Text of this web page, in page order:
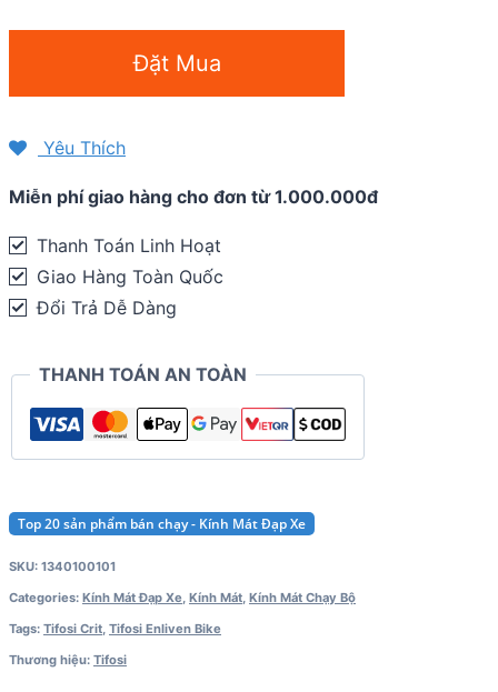
thao
Crit
|
Matte
Black
Đặt Mua
Yêu Thích
Miễn phí giao hàng cho đơn từ 1.000.000đ
Thanh Toán Linh Hoạt
Giao Hàng Toàn Quốc
Đổi Trả Dễ Dàng
THANH TOÁN AN TOÀN
Top 20 sản phẩm bán chạy - Kính Mát Đạp Xe
SKU: 1340100101
Categories: Kính Mát Đạp Xe, Kính Mát, Kính Mát Chạy Bộ
Tags: Tifosi Crit, Tifosi Enliven Bike
Thương hiệu: Tifosi